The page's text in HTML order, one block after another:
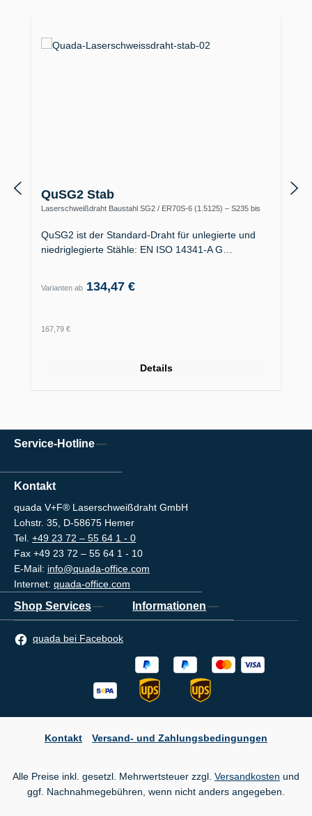
QuSG2 Stab
Laserschweißdraht Baustahl SG2 / ER70S-6 (1.5125) – S235 bis
QuSG2 ist der Standard-Draht für unlegierte und
niedriglegierte Stähle: EN ISO 14341-A G…
Varianten ab 134,47 €
Regulärer Preis:
167,79 €
Details
Service-Hotline
Kontakt
quada V+F® Laserschweißdraht GmbH
Lohstr. 35, D-58675 Hemer
Tel. +49 23 72 – 55 64 1 - 0
Fax +49 23 72 – 55 64 1 - 10
E-Mail: info@quada-office.com
Internet: quada-office.com
Shop Services Informationen
quada bei Facebook
Kontakt Versand- und Zahlungsbedingungen
Alle Preise inkl. gesetzl. Mehrwertsteuer zzgl. Versandkosten und
ggf. Nachnahmegebühren, wenn nicht anders angegeben.